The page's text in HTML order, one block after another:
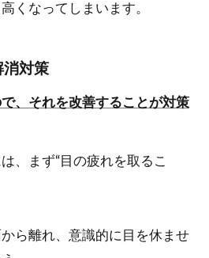
くなってしまいます。
対策
、それを改善することが対策
、まず“目の疲れを取るこ
ら離れ、意識的に目を休ませ